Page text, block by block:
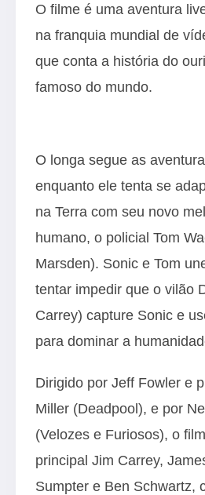
O filme é uma aventura
na franquia mundial de
que conta a história do
famoso do mundo.
O longa segue as
enquanto ele tenta se
na Terra com seu novo
humano, o policial Tom
Marsden). Sonic e Tom
tentar impedir que o vilão
Carrey) capture Sonic e
para dominar a
Dirigido por Jeff Fowler e
Miller (Deadpool), e por
(Velozes e Furiosos), o
principal Jim Carrey,
Sumpter e Ben Schwartz,